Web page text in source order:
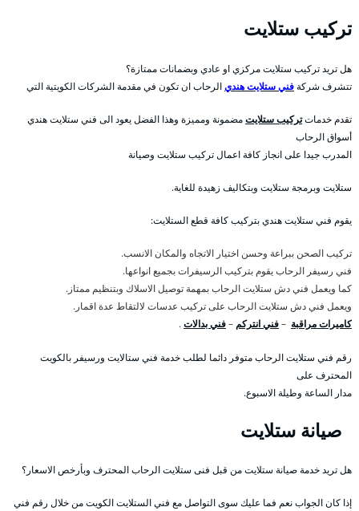
تركيب ستلايت
هل تريد تركيب ستلايت مركزي او عادي وبضمانات ممتازة؟
تتشرف شركةفني ستلايت هنديالرحاب ان تكون في مقدمة الشركات الكويتية التي
تقدم خدماتتركيب ستلايتمضمونة ومميزة وهذا الفضل يعود الى فني ستلايت هندي
أسواق الرحاب
المدرب جيدا على انجاز كافة اعمال تركيب ستلايت وصيانة
ستلايت وبرمجة ستلايت وبتكاليف زهيدة للغاية.
يقوم فني ستلايت هندي بتركيب كافة قطع الستلايت:
تركيب الصحن ببراعة وحسن اختيار الاتجاه والمكان الانسب.
فني رسيفر الرحاب يقوم بتركيب الرسيفرات بجميع انواعها.
كما ويعمل فني دش ستلايت الرحاب بمهمة توصيل الاسلاك وبتنظيم ممتاز.
ويعمل فني دش ستلايت الرحاب على تركيب عدسات لالتقاط عدة اقمار.
كاميرات مراقبة –فني انتركم –فني بدالات.
رقم فني ستلايت الرحاب متوفر دائما لطلب خدمة فني ستالايت ورسيفر بالكويت
المحترف على
مدار الساعة وطيلة الاسبوع.
صيانة ستلايت
هل تريد خدمة صيانة ستلايت من قبل فنى ستلايت الرحاب المحترف وبأرخص الاسعار؟
إذا كان الجواب نعم فما عليك سوى التواصل مع فني الستلايت الكويت من خلال رقم فني